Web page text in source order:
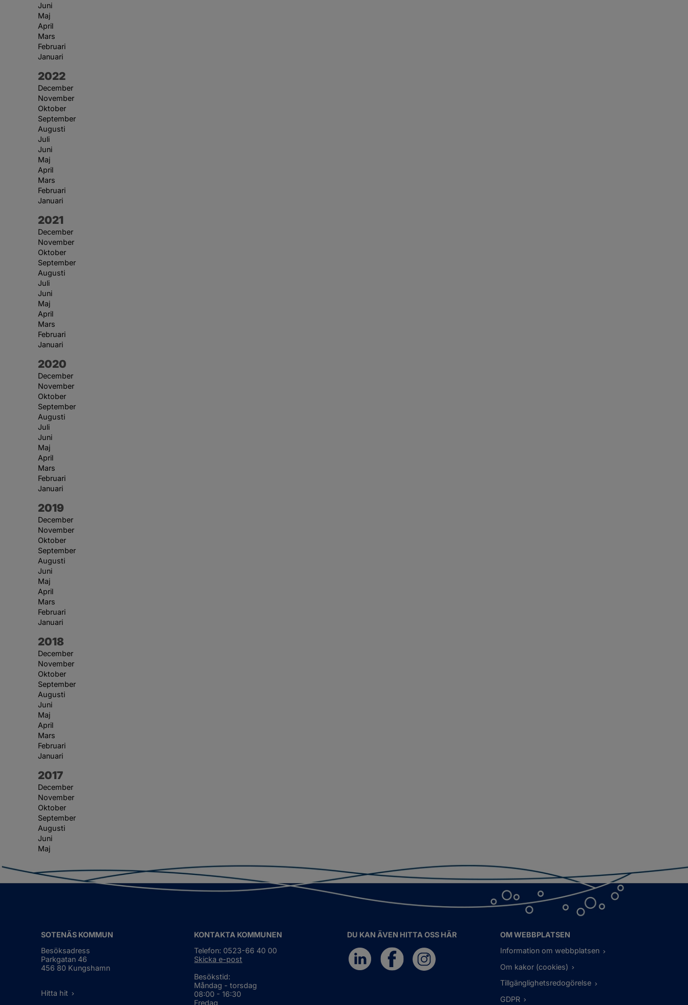
Juni
Maj
April
Mars
Februari
Januari
År:
2022
December
November
Oktober
September
Augusti
Juli
Juni
Maj
April
Mars
Februari
Januari
År:
2021
December
November
Oktober
September
Augusti
Juli
Juni
Maj
April
Mars
Februari
Januari
År:
2020
December
November
Oktober
September
Augusti
Juli
Juni
Maj
April
Mars
Februari
Januari
År:
2019
December
November
Oktober
September
Augusti
Juni
Maj
April
Mars
Februari
Januari
År:
2018
December
November
Oktober
September
Augusti
Juni
Maj
April
Mars
Februari
Januari
År:
2017
December
November
Oktober
September
Augusti
Juni
Maj
SOTENÄS KOMMUN
Besöksadress
Parkgatan 46
456 80 Kungshamn
Hitta hit
KONTAKTA KOMMUNEN
Telefon: 0523-66 40 00
Skicka e-post
Besökstid:
Måndag - torsdag
08:00 - 16:30
Fredag
DU KAN ÄVEN HITTA OSS HÄR
OM WEBBPLATSEN
Information om webbplatsen
Om kakor (cookies)
Tillgänglighetsredogörelse
GDPR